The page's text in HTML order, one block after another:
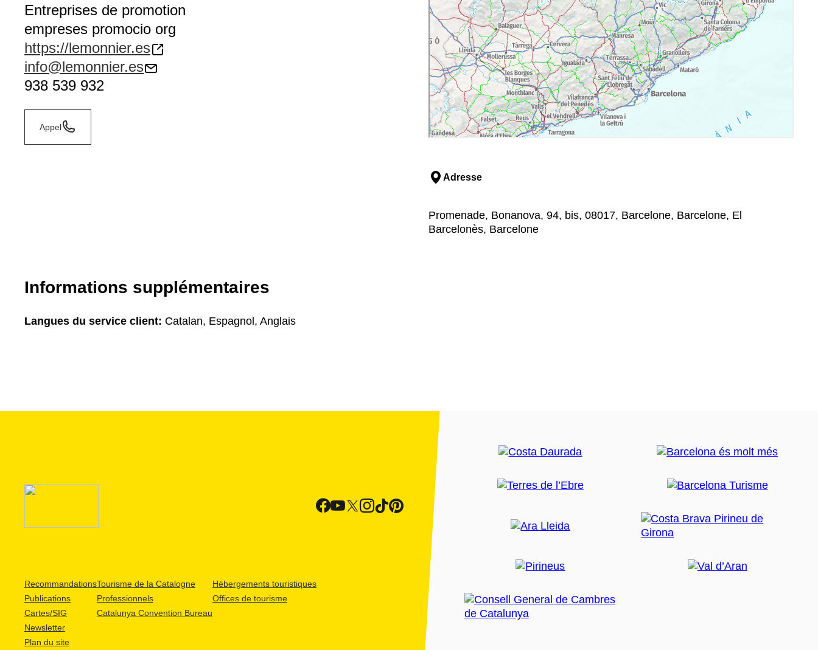
Entreprises de promotion
empreses promocio org
https://lemonnier.es
info@lemonnier.es
938 539 932
Appel
Adresse
Promenade, Bonanova, 94, bis, 08017, Barcelone, Barcelone, El
Barcelonès, Barcelone
Informations supplémentaires
Langues du service client: Catalan, Espagnol, Anglais
Recommandations
Publications
Cartes/SIG
Newsletter
Plan du site
Tourisme de la Catalogne
Professionnels
Catalunya Convention Bureau
Hébergements touristiques
Offices de tourisme